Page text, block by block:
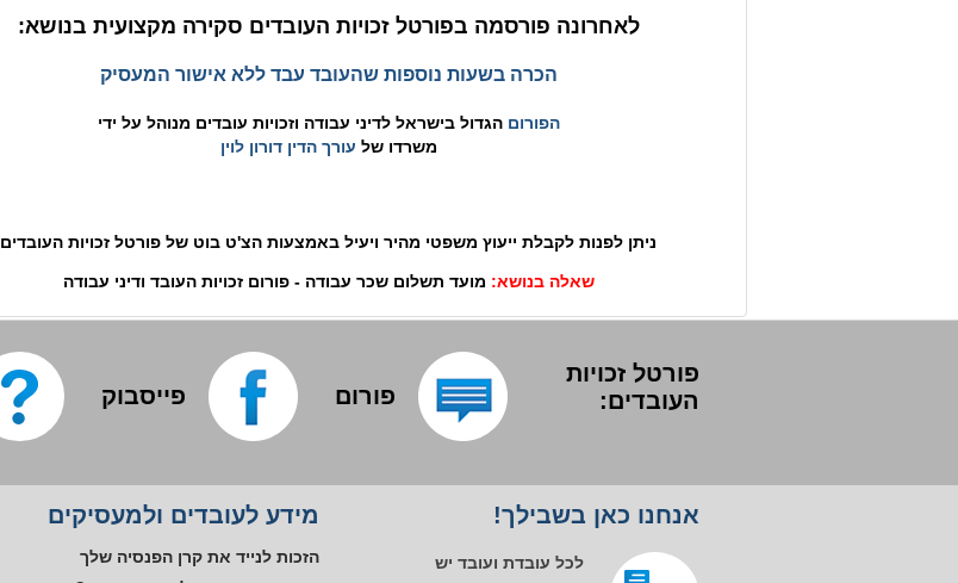
לאחרונה פורסמה בפורטל זכויות העובדים סקירה מקצועית בנושא:
הכרה בשעות נוספות שהעובד עבד ללא אישור המעסיק
הפורום הגדול בישראל לדיני עבודה וזכויות עובדים מנוהל על ידי
משרדו של עורך הדין דורון לוין
ניתן לפנות לקבלת ייעוץ משפטי מהיר ויעיל באמצעות הצ'ט בוט של פורטל זכויות העובדים
שאלה בנושא: מועד תשלום שכר עבודה - פורום זכויות העובד ודיני עבודה
פורטל זכויות
העובדים:
פורום פייסבוק
אנחנו כאן בשבילך!
לכל עובדת ועובד יש
מידע לעובדים ולמעסיקים
הזכות לנייד את קרן הפנסיה שלך